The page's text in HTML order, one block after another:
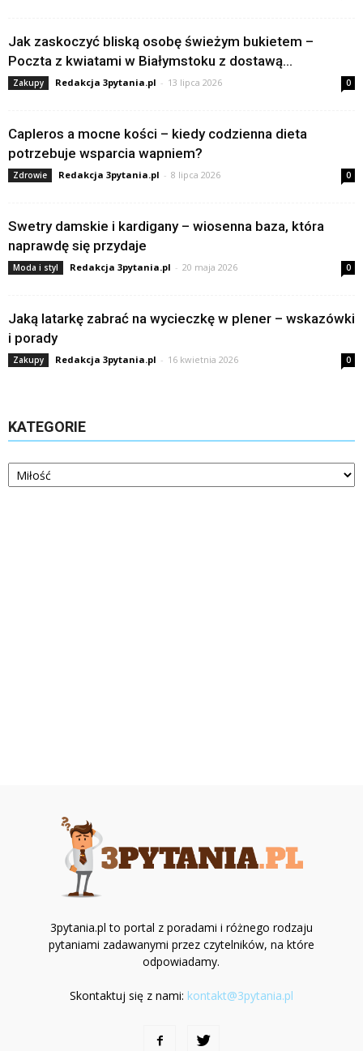
Jak zaskoczyć bliską osobę świeżym bukietem –
Poczta z kwiatami w Białymstoku z dostawą...
Zakupy Redakcja 3pytania.pl - 13 lipca 2026 0
Capleros a mocne kości – kiedy codzienna dieta
potrzebuje wsparcia wapniem?
Zdrowie Redakcja 3pytania.pl - 8 lipca 2026 0
Swetry damskie i kardigany – wiosenna baza, która
naprawdę się przydaje
Moda i styl Redakcja 3pytania.pl - 20 maja 2026 0
Jaką latarkę zabrać na wycieczkę w plener – wskazówki
i porady
Zakupy Redakcja 3pytania.pl - 16 kwietnia 2026 0
KATEGORIE
Kategorie
3pytania.pl to portal z poradami i różnego rodzaju
pytaniami zadawanymi przez czytelników, na które
odpowiadamy.
Skontaktuj się z nami: kontakt@3pytania.pl